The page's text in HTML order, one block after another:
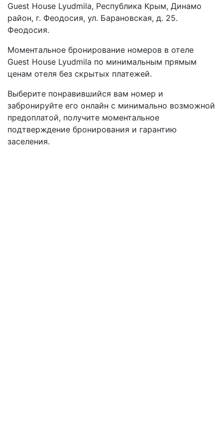
Guest House Lyudmila, Республика Крым, Динамо
район, г. Феодосия, ул. Барановская, д. 25.
Феодосия.
Моментальное бронирование номеров в отеле
Guest House Lyudmila по минимальным прямым
ценам отеля без скрытых платежей.
Выберите понравившийся вам номер и
забронируйте его онлайн с минимально возможной
предоплатой, получите моментальное
подтверждение бронирования и гарантию
заселения.